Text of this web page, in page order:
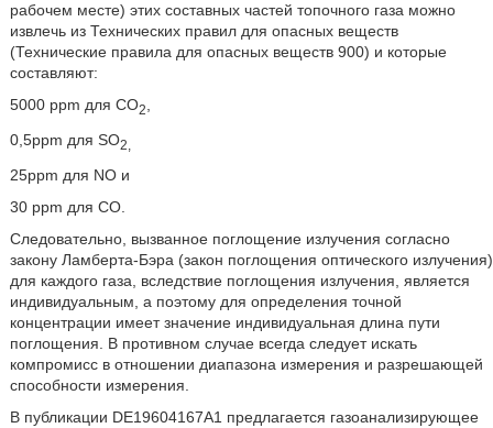
рабочем месте) этих составных частей топочного газа можно
извлечь из Технических правил для опасных веществ
(Технические правила для опасных веществ 900) и которые
составляют:
5000 ppm для CО2,
0,5ppm для SO2,
25ppm для NO и
30 ppm для CО.
Следовательно, вызванное поглощение излучения согласно
закону Ламберта-Бэра (закон поглощения оптического излучения)
для каждого газа, вследствие поглощения излучения, является
индивидуальным, а поэтому для определения точной
концентрации имеет значение индивидуальная длина пути
поглощения. В противном случае всегда следует искать
компромисс в отношении диапазона измерения и разрешающей
способности измерения.
В публикации DE19604167A1 предлагается газоанализирующее